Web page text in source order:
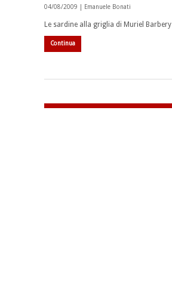
04/08/2009 | Emanuele Bonati
Le sardine alla griglia di Muriel Barbery
Continua